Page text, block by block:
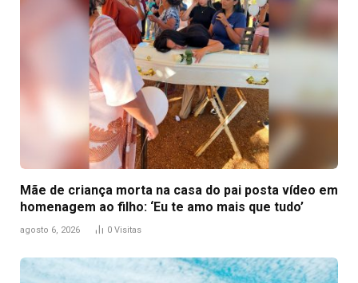
Mãe de criança morta na casa do pai posta vídeo em
homenagem ao filho: ‘Eu te amo mais que tudo’
agosto 6, 2026 0 Visitas